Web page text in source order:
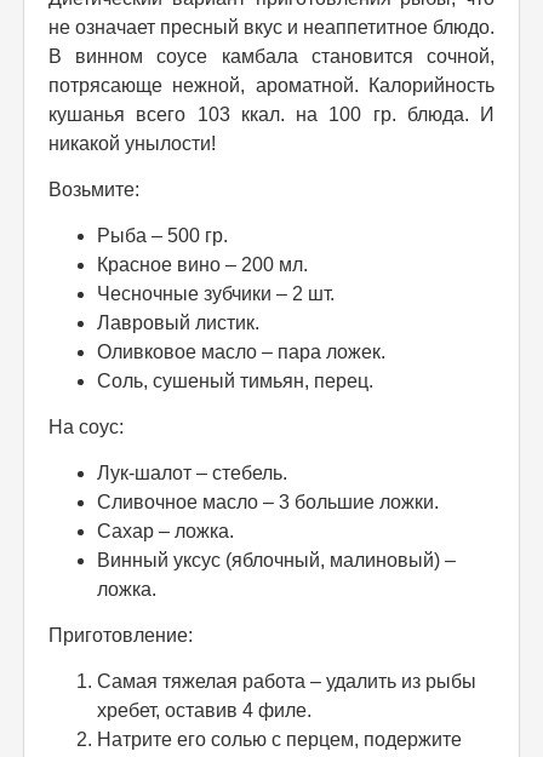
не означает пресный вкус и неаппетитное блюдо.
В винном соусе камбала становится сочной,
потрясающе нежной, ароматной. Калорийность
кушанья всего 103 ккал. на 100 гр. блюда. И
никакой унылости!
Возьмите:
Рыба – 500 гр.
Красное вино – 200 мл.
Чесночные зубчики – 2 шт.
Лавровый листик.
Оливковое масло – пара ложек.
Соль, сушеный тимьян, перец.
На соус:
Лук-шалот – стебель.
Сливочное масло – 3 большие ложки.
Сахар – ложка.
Винный уксус (яблочный, малиновый) –
ложка.
Приготовление:
Самая тяжелая работа – удалить из рыбы
хребет, оставив 4 филе.
Натрите его солью с перцем, подержите